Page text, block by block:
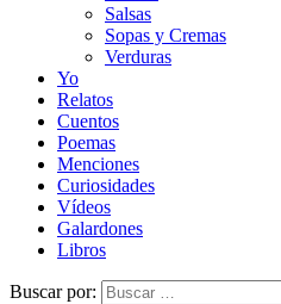
Salsas
Sopas y Cremas
Verduras
Yo
Relatos
Cuentos
Poemas
Menciones
Curiosidades
Vídeos
Galardones
Libros
Buscar por: